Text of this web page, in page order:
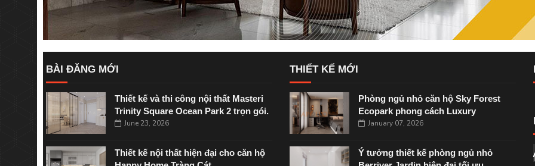
BÀI ĐĂNG MỚI
Thiết kế và thi công nội thất Masteri
Trinity Square Ocean Park 2 trọn gói.
June 23, 2026
Thiết kế nội thất hiện đại cho căn hộ
THIẾT KẾ MỚI
Phòng ngủ nhỏ căn hộ Sky Forest
Ecopark phong cách Luxury
January 07, 2026
Ý tưởng thiết kế phòng ngủ nhỏ